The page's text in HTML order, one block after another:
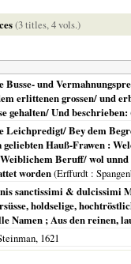
(3 titles, 4 vols.)
und
erlittenen grossen/ und
gehalten/ Und beschrieben:
Leichpredigt/ Bey dem
Hauß-Frawen :
Beruff/ wol unnd
worden(Erffurdt :
sanctissimi & dulcissimi
holdselige,
Namen ; Aus den reinen,
1621